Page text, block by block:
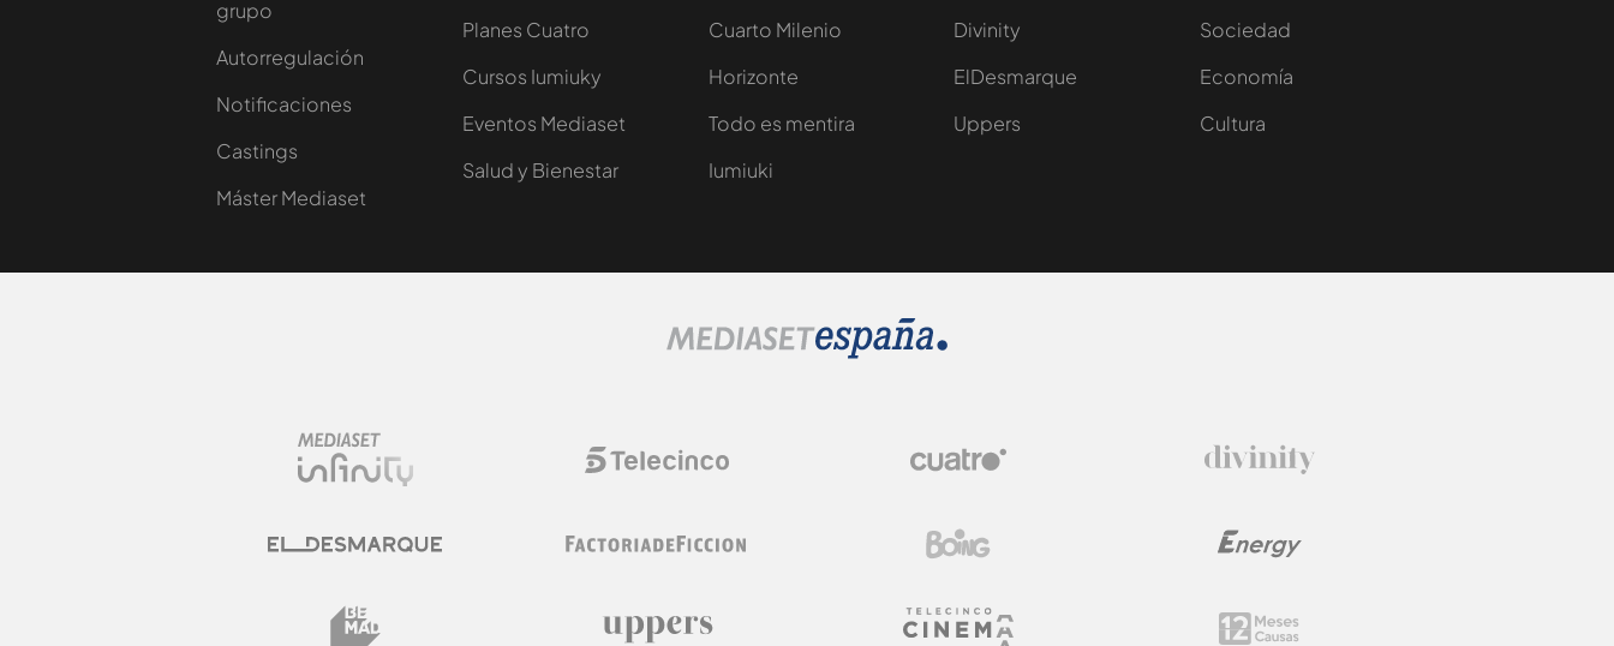
grupo
Autorregulación
Notificaciones
Castings
Máster Mediaset
Planes Cuatro
Cursos Iumiuky
Eventos Mediaset
Salud y Bienestar
Cuarto Milenio
Horizonte
Todo es mentira
Iumiuki
Divinity
ElDesmarque
Uppers
Sociedad
Economía
Cultura